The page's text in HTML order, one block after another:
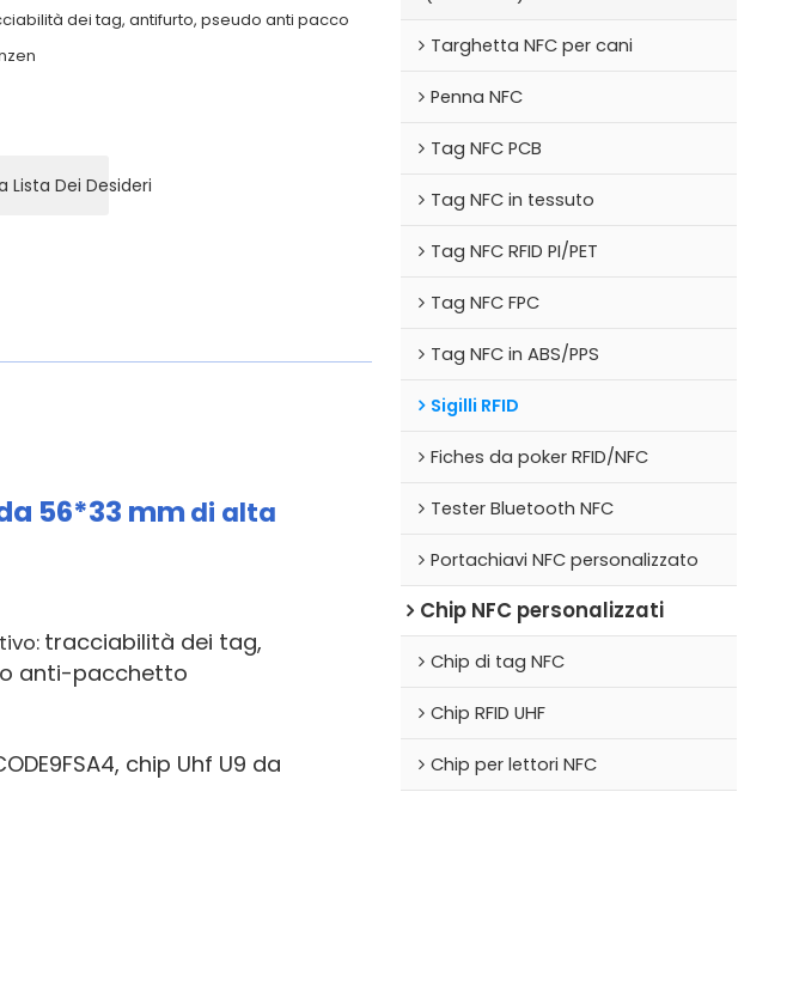
dei tag, antifurto, pseudo anti pacco
Lista Dei Desideri
56*33 mm di alta
tracciabilità dei tag,
anti-pacchetto
chip Uhf U9 da
Targhetta NFC per cani
Penna NFC
Tag NFC PCB
Tag NFC in tessuto
Tag NFC RFID PI/PET
Tag NFC FPC
Tag NFC in ABS/PPS
Sigilli RFID
Fiches da poker RFID/NFC
Tester Bluetooth NFC
Portachiavi NFC personalizzato
Chip NFC personalizzati
Chip di tag NFC
Chip RFID UHF
Chip per lettori NFC